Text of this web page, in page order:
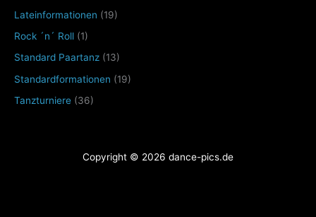
Lateinformationen (19)
Rock ´n´ Roll (1)
Standard Paartanz (13)
Standardformationen (19)
Tanzturniere (36)
Copyright © 2026 dance-pics.de